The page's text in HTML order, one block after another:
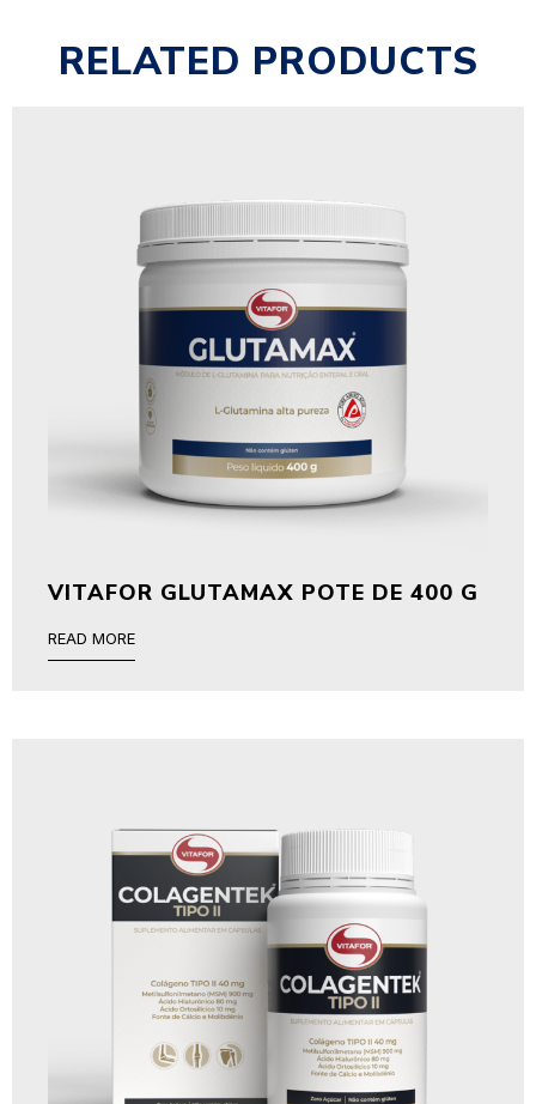
RELATED PRODUCTS
VITAFOR GLUTAMAX POTE DE 400 G
READ MORE